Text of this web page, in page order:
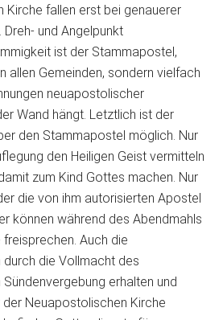
Kirche fallen erst bei genauerer
und Angelpunkt
ist der Stammapostel,
allen Gemeinden, sondern vielfach
neuapostolischer
Wand hängt. Letztlich ist der
den Stammapostel möglich. Nur
den Heiligen Geist vermitteln
zum Kind Gottes machen. Nur
die von ihm autorisierten Apostel
können während des Abendmahls
Auch die
die Vollmacht des
erhalten und
Neuapostolischen Kirche